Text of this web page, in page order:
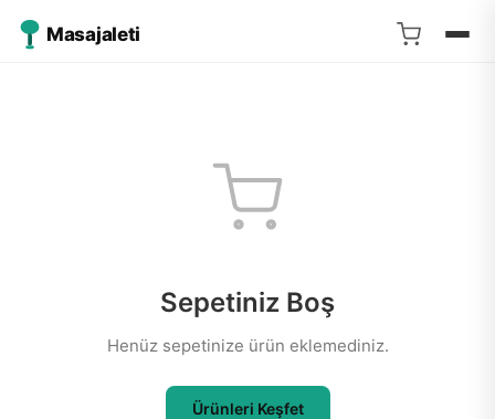
Masajaleti
Sepetiniz Boş
Henüz sepetinize ürün eklemediniz.
Ürünleri Keşfet